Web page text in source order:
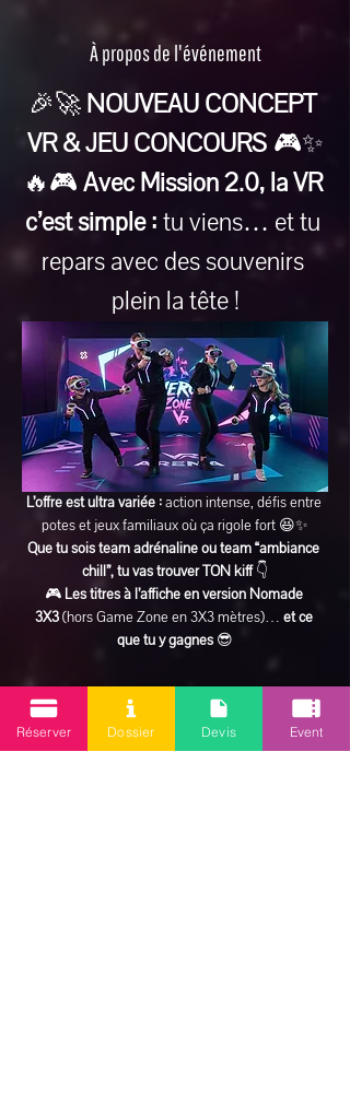
À propos de l'événement
🎉🚀 NOUVEAU CONCEPT
VR & JEU CONCOURS 🎮✨
🔥🎮 Avec Mission 2.0, la VR
c’est simple : tu viens… et tu
repars avec des souvenirs
plein la tête !
L’offre est ultra variée : action intense, défis entre
potes et jeux familiaux où ça rigole fort 😆✨
Que tu sois team adrénaline ou team “ambiance
chill”, tu vas trouver TON kiff 👇
🎮 Les titres à l’affiche en version Nomade
3X3 (hors Game Zone en 3X3 mètres)… et ce
que tu y gagnes 😎
En lire plus >
Réserver Dossier Devis Event